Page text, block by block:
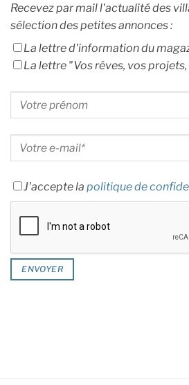
Recevez par mail l'actualité des
sélection des petites annonces :
La lettre d'information du
La lettre "Vos rêves, vos
J'accepte la politique de